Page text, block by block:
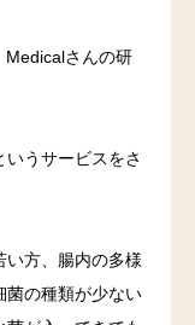
さんの研
うサービスをさ
方、腸内の多様
菌の種類が少ない